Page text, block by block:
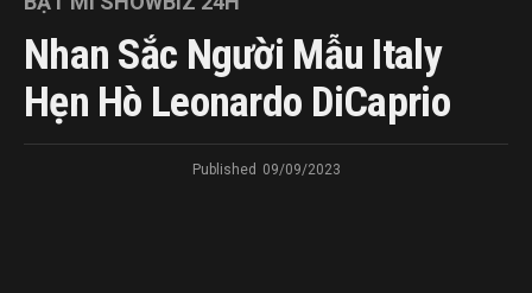
Nhan Sắc Người Mẫu Italy
Hẹn Hò Leonardo DiCaprio
Published 09/09/2023